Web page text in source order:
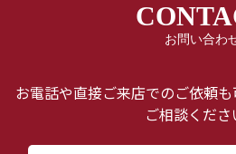
お問い合わ
お電話や直接ご来店でのご依頼
ご相談くださ